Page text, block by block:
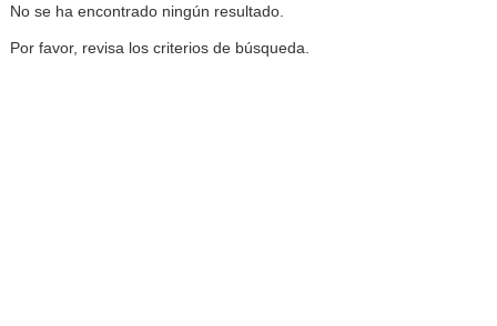
No se ha encontrado ningún resultado.
Por favor, revisa los criterios de búsqueda.